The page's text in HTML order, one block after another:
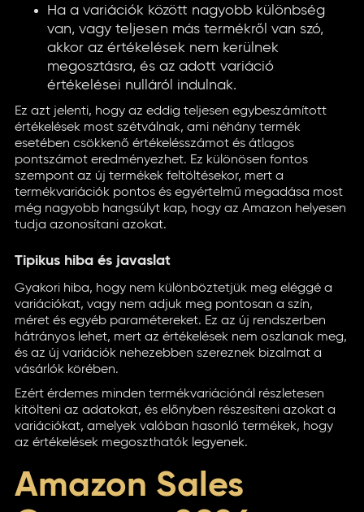
Ha a variációk között nagyobb különbség
van, vagy teljesen más termékről van szó,
akkor az értékelések nem kerülnek
megosztásra, és az adott variáció
értékelései nulláról indulnak.
Ez azt jelenti, hogy az eddig teljesen egybeszámított
értékelések most szétválnak, ami néhány termék
esetében csökkenő értékelésszámot és átlagos
pontszámot eredményezhet. Ez különösen fontos
szempont az új termékek feltöltésekor, mert a
termékvariációk pontos és egyértelmű megadása most
még nagyobb hangsúlyt kap, hogy az Amazon helyesen
tudja azonosítani azokat.
Tipikus hiba és javaslat
Gyakori hiba, hogy nem különböztetjük meg eléggé a
variációkat, vagy nem adjuk meg pontosan a szín,
méret és egyéb paramétereket. Ez az új rendszerben
hátrányos lehet, mert az értékelések nem oszlanak meg,
és az új variációk nehezebben szereznek bizalmat a
vásárlók körében.
Ezért érdemes minden termékvariációnál részletesen
kitölteni az adatokat, és előnyben részesíteni azokat a
variációkat, amelyek valóban hasonló termékek, hogy
az értékelések megoszthatók legyenek.
Amazon Sales